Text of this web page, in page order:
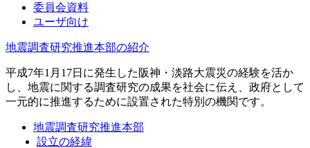
委員会資料
ユーザ向け
地震調査研究推進本部の紹介
平成7年1月17日に発生した阪神・淡路大震災の経験を活か
し、地震に関する調査研究の成果を社会に伝え、政府として
一元的に推進するために設置された特別の機関です。
地震調査研究推進本部
設立の経緯